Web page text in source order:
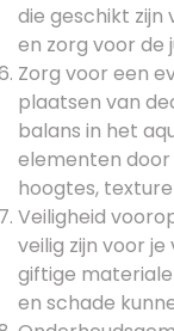
die geschikt zijn
en zorg voor de
Zorg voor een
plaatsen van
balans in het
elementen
hoogtes,
Veiligheid
veilig zijn voor
giftige
en schade